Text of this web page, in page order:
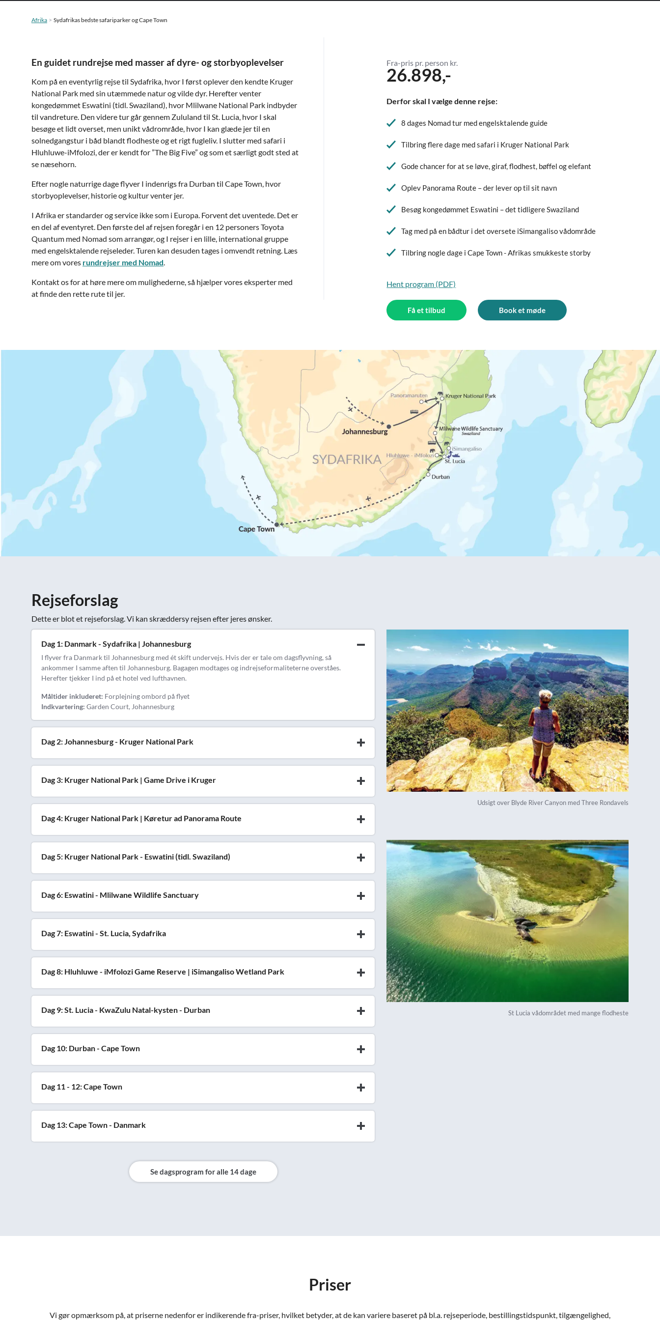
Afrika Sydafrikas bedste safariparker og Cape Town
En guidet rundrejse med masser af dyre- og storbyoplevelser
Kom på en eventyrlig rejse til Sydafrika, hvor I først oplever den kendte Kruger
National Park med sin utæmmede natur og vilde dyr. Herefter venter
kongedømmet Eswatini (tidl. Swaziland), hvor Mlilwane National Park indbyder
til vandreture. Den videre tur går gennem Zululand til St. Lucia, hvor I skal
besøge et lidt overset, men unikt vådrområde, hvor I kan glæde jer til en
solnedgangstur i båd blandt flodheste og et rigt fugleliv. I slutter med safari i
Hluhluwe-iMfolozi, der er kendt for ”The Big Five” og som et særligt godt sted at
se næsehorn.
Efter nogle naturrige dage flyver I indenrigs fra Durban til Cape Town, hvor
storbyoplevelser, historie og kultur venter jer.
I Afrika er standarder og service ikke som i Europa. Forvent det uventede. Det er
en del af eventyret. Den første del af rejsen foregår i en 12 personers Toyota
Quantum med Nomad som arrangør, og I rejser i en lille, international gruppe
med engelsktalende rejseleder. Turen kan desuden tages i omvendt retning. Læs
mere om vores rundrejser med Nomad.
Kontakt os for at høre mere om mulighederne, så hjælper vores eksperter med
at finde den rette rute til jer.
Fra-pris pr. person kr.
26.898,-
Derfor skal I vælge denne rejse:
8 dages Nomad tur med engelsktalende guide
Tilbring flere dage med safari i Kruger National Park
Gode chancer for at se løve, giraf, flodhest, bøffel og elefant
Oplev Panorama Route – der lever op til sit navn
Besøg kongedømmet Eswatini – det tidligere Swaziland
Tag med på en bådtur i det oversete iSimangaliso vådområde
Tilbring nogle dage i Cape Town - Afrikas smukkeste storby
Hent program (PDF)
Få et tilbud Book et møde
Rejseforslag
Dette er blot et rejseforslag. Vi kan skræddersy rejsen efter jeres ønsker.
Dag 1: Danmark - Sydafrika | Johannesburg
I flyver fra Danmark til Johannesburg med ét skift undervejs. Hvis der er tale om dagsflyvning, så
ankommer I samme aften til Johannesburg. Bagagen modtages og indrejseformaliteterne overståes.
Herefter tjekker I ind på et hotel ved lufthavnen.
Måltider inkluderet: Forplejning ombord på flyet
Indkvartering: Garden Court, Johannesburg
Dag 2: Johannesburg - Kruger National Park
Dag 3: Kruger National Park | Game Drive i Kruger
Dag 4: Kruger National Park | Køretur ad Panorama Route
Dag 5: Kruger National Park - Eswatini (tidl. Swaziland)
Dag 6: Eswatini - Mlilwane Wildlife Sanctuary
Dag 7: Eswatini - St. Lucia, Sydafrika
Dag 8: Hluhluwe - iMfolozi Game Reserve | iSimangaliso Wetland Park
Dag 9: St. Lucia - KwaZulu Natal-kysten - Durban
Dag 10: Durban - Cape Town
Dag 11 - 12: Cape Town
Dag 13: Cape Town - Danmark
Se dagsprogram for alle 14 dage
Udsigt over Blyde River Canyon med Three Rondavels
St Lucia vådområdet med mange flodheste
Priser
Vi gør opmærksom på, at priserne nedenfor er indikerende fra-priser, hvilket betyder, at de kan variere baseret på bl.a. rejseperiode, bestillingstidspunkt, tilgængelighed,